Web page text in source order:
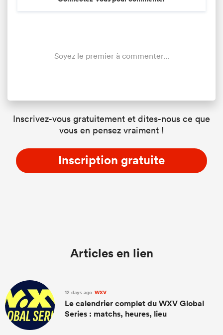
Soyez le premier à commenter...
Inscrivez-vous gratuitement et dites-nous ce que
vous en pensez vraiment !
Inscription gratuite
Articles en lien
12 days ago WXV
Le calendrier complet du WXV Global
Series : matchs, heures, lieu